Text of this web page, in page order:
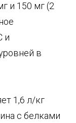
и 150 мг (2
и
в
1,6 л/кг
с белками